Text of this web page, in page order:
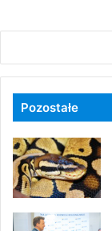
Pozostałe